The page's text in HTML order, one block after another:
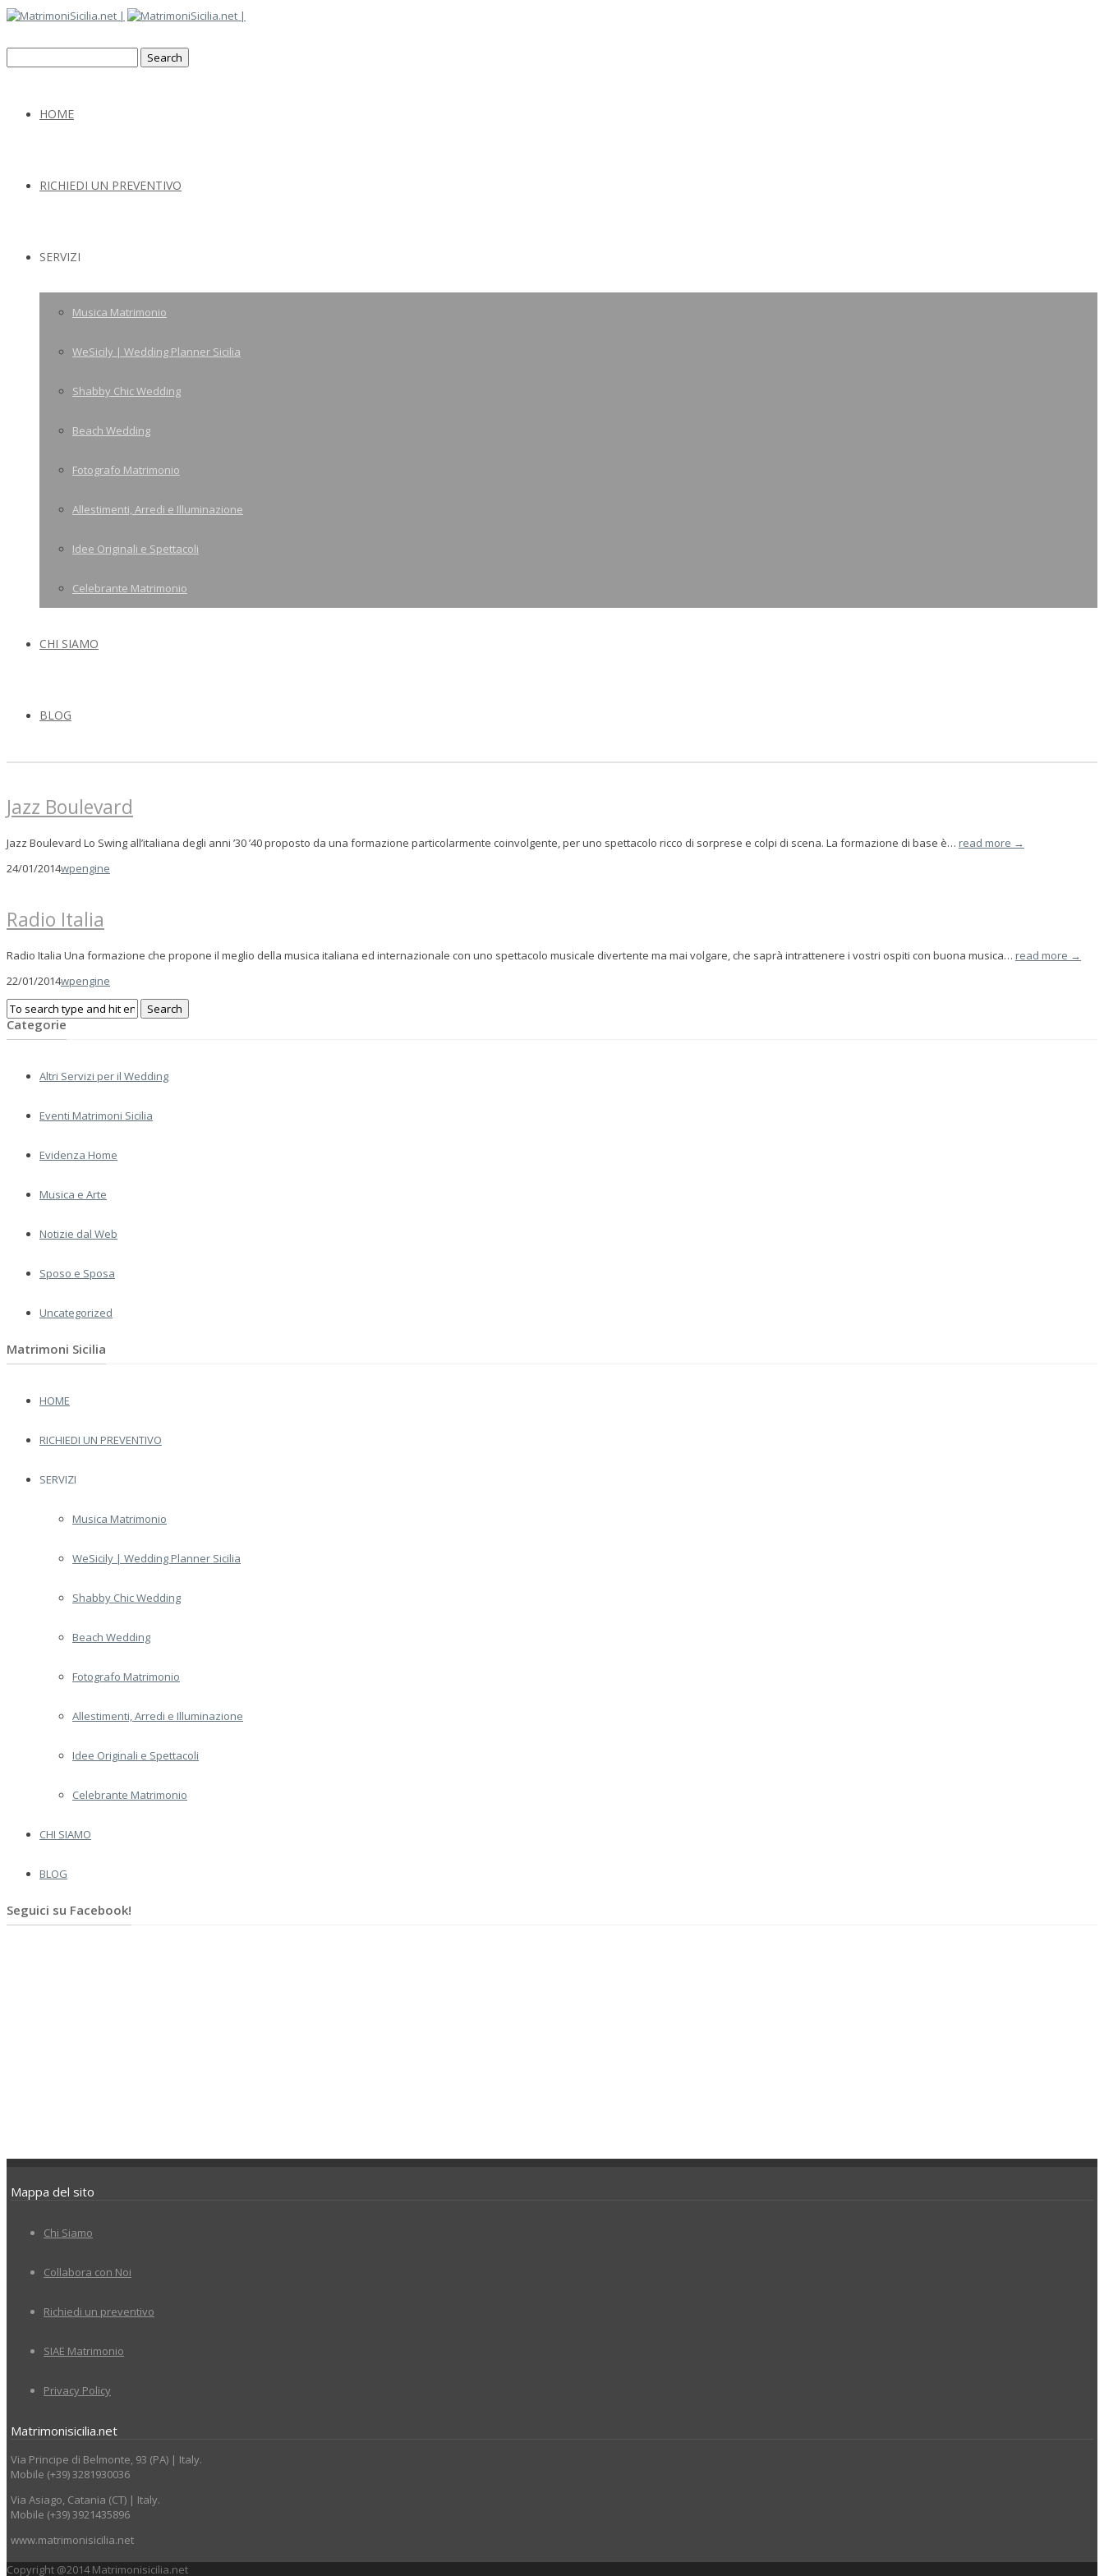
HOME
RICHIEDI UN PREVENTIVO
SERVIZI
Musica Matrimonio
WeSicily | Wedding Planner Sicilia
Shabby Chic Wedding
Beach Wedding
Fotografo Matrimonio
Allestimenti, Arredi e Illuminazione
Idee Originali e Spettacoli
Celebrante Matrimonio
CHI SIAMO
BLOG
Jazz Boulevard
Jazz Boulevard Lo Swing all’italiana degli anni ’30 ’40 proposto da una formazione particolarmente coinvolgente, per uno spettacolo ricco di sorprese e colpi di scena. La formazione di base è… read more →
24/01/2014wpengine
Radio Italia
Radio Italia Una formazione che propone il meglio della musica italiana ed internazionale con uno spettacolo musicale divertente ma mai volgare, che saprà intrattenere i vostri ospiti con buona musica… read more →
22/01/2014wpengine
Categorie
Altri Servizi per il Wedding
Eventi Matrimoni Sicilia
Evidenza Home
Musica e Arte
Notizie dal Web
Sposo e Sposa
Uncategorized
Matrimoni Sicilia
HOME
RICHIEDI UN PREVENTIVO
SERVIZI
Musica Matrimonio
WeSicily | Wedding Planner Sicilia
Shabby Chic Wedding
Beach Wedding
Fotografo Matrimonio
Allestimenti, Arredi e Illuminazione
Idee Originali e Spettacoli
Celebrante Matrimonio
CHI SIAMO
BLOG
Seguici su Facebook!
Mappa del sito
Chi Siamo
Collabora con Noi
Richiedi un preventivo
SIAE Matrimonio
Privacy Policy
Matrimonisicilia.net
Via Principe di Belmonte, 93 (PA) | Italy.
Mobile (+39) 3281930036
Via Asiago, Catania (CT) | Italy.
Mobile (+39) 3921435896
www.matrimonisicilia.net
Copyright @2014 Matrimonisicilia.net